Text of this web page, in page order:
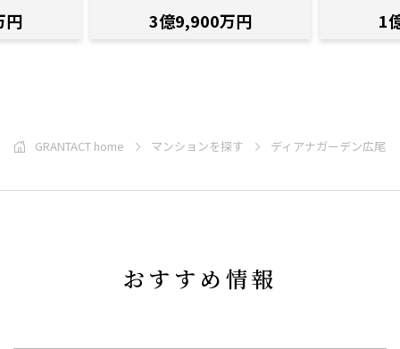
円 3億9,900万円 1
GRANTACT home マンションを探す ディアナガーデン広尾
おすすめ情報